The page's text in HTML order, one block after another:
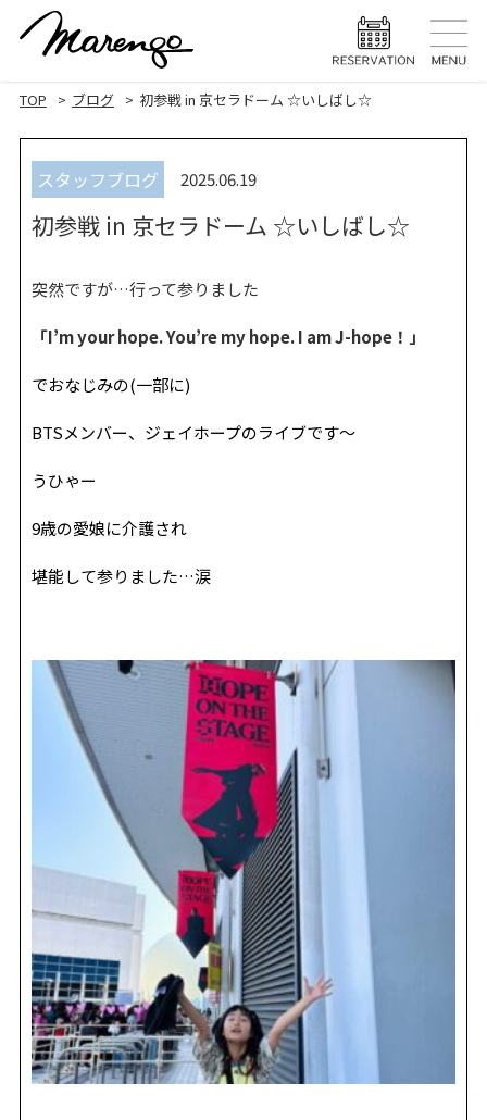
MENU メニュー
HAIR CARE ヘアケア
EYELASH まつげエク
BLOG
TOP ブログ 初参戦 in 京セラドーム ☆いしばし☆
スタッフブログ 2025.06.19
初参戦 in 京セラドーム ☆いしばし☆
突然ですが…行って参りました
「I’m your hope. You’re my hope. I am J-hope！」
でおなじみの(一部に)
BTSメンバー、ジェイホープのライブです〜
うひゃー
9歳の愛娘に介護され
堪能して参りました…涙